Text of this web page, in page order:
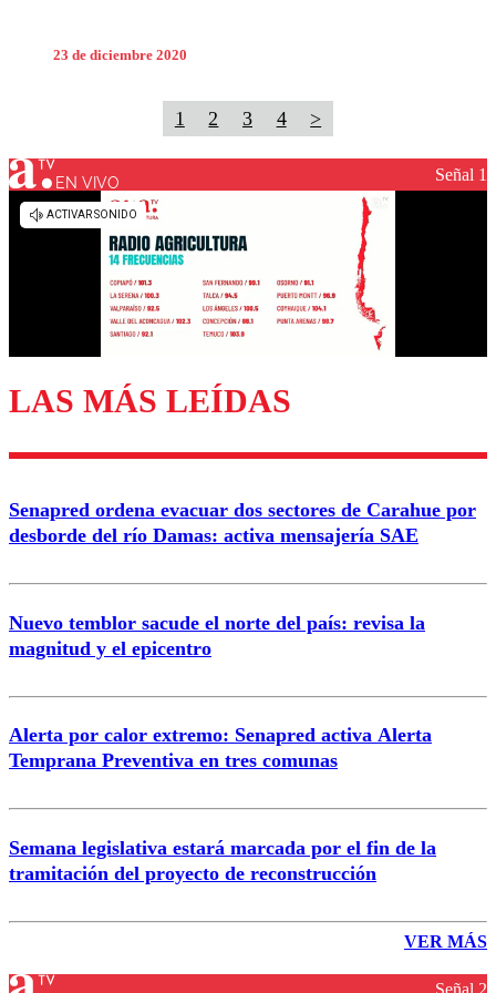
23 de diciembre 2020
1 2 3 4 >
EN VIVO Señal 1
LAS MÁS LEÍDAS
Senapred ordena evacuar dos sectores de Carahue por
desborde del río Damas: activa mensajería SAE
Nuevo temblor sacude el norte del país: revisa la
magnitud y el epicentro
Alerta por calor extremo: Senapred activa Alerta
Temprana Preventiva en tres comunas
Semana legislativa estará marcada por el fin de la
tramitación del proyecto de reconstrucción
VER MÁS
Señal 2